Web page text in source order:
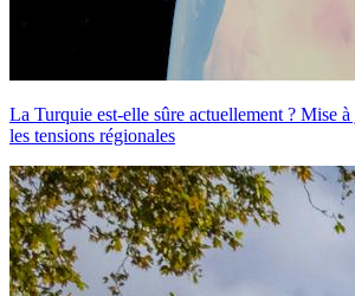
La Turquie est-elle sûre actuellement ? Mise
les tensions régionales